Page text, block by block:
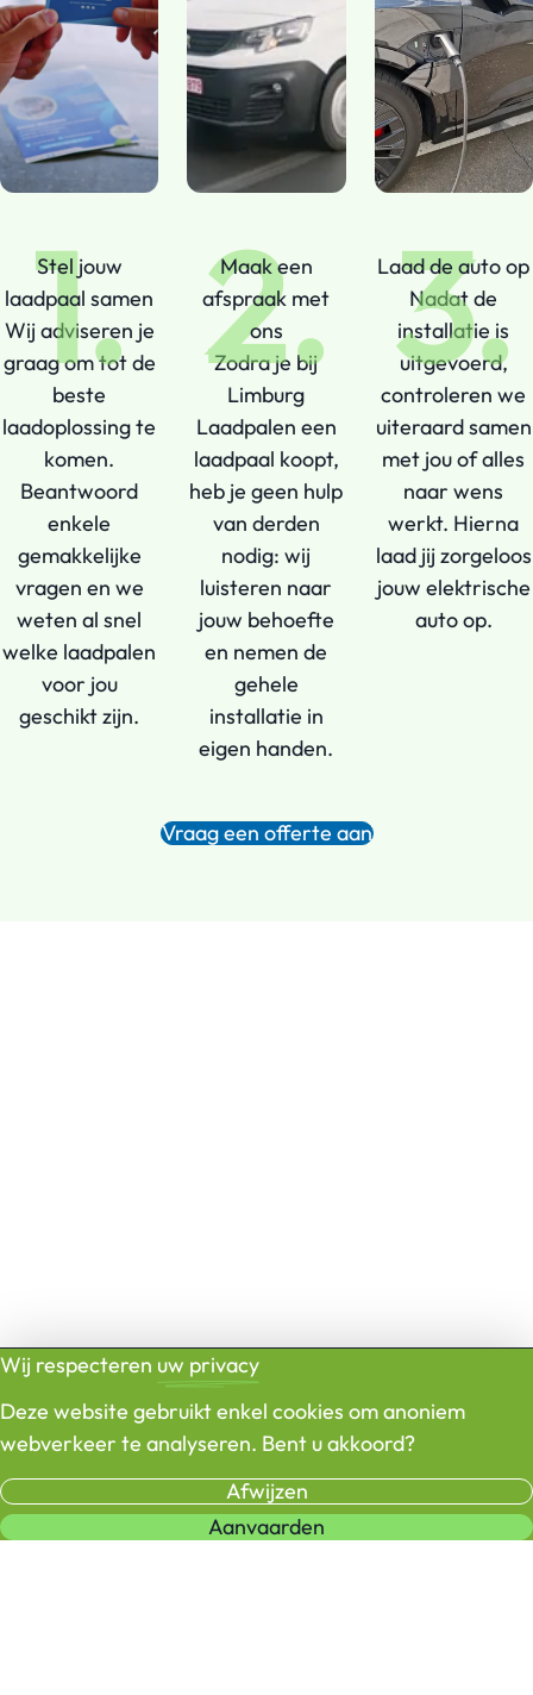
1.
Stel jouw
laadpaal samen
Wij adviseren je
graag om tot de
beste
laadoplossing te
komen.
Beantwoord
enkele
gemakkelijke
vragen en we
weten al snel
welke laadpalen
voor jou
geschikt zijn.
2.
Maak een
afspraak met
ons
Zodra je bij
Limburg
Laadpalen een
laadpaal koopt,
heb je geen hulp
van derden
nodig: wij
luisteren naar
jouw behoefte
en nemen de
gehele
installatie in
eigen handen.
3.
Laad de auto op
Nadat de
installatie is
uitgevoerd,
controleren we
uiteraard samen
met jou of alles
naar wens
werkt. Hierna
laad jij zorgeloos
jouw elektrische
auto op.
Vraag een offerte aan
Wij respecteren uw privacy
Deze website gebruikt enkel cookies om anoniem
webverkeer te analyseren. Bent u akkoord?
Afwijzen
Aanvaarden